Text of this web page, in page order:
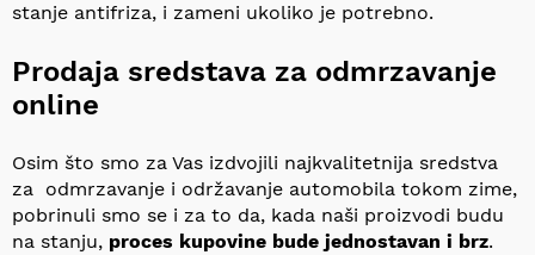
stanje antifriza, i zameni ukoliko je potrebno.
Prodaja sredstava za odmrzavanje
online
Osim što smo za Vas izdvojili najkvalitetnija sredstva
za odmrzavanje i održavanje automobila tokom zime,
pobrinuli smo se i za to da, kada naši proizvodi budu
na stanju, proces kupovine bude jednostavan i brz.